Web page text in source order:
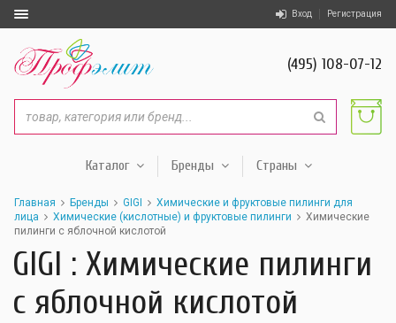
Вход Регистрация
(495) 108-07-12
Каталог Бренды Страны
Главная Бренды GIGI
Химические и фруктовые пилинги для
лица
Химические (кислотные) и фруктовые пилинги
Химические
пилинги с яблочной кислотой
GIGI : Химические пилинги
с яблочной кислотой